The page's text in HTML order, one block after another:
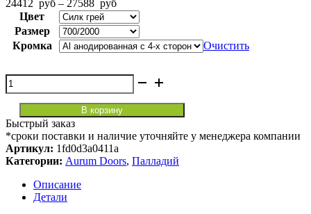
24412 руб – 27588 руб
цен:
24412
руб
–
руб
Цвет
Размер
Кромка
Очистить
Количество
товара
4
Палладий
В корзину
Быстрый заказ
*сроки поставки и наличие уточняйте у менеджера компании
Артикул: 1fd0d3a0411a
Категории: Aurum Doors, Палладий
Описание
Детали